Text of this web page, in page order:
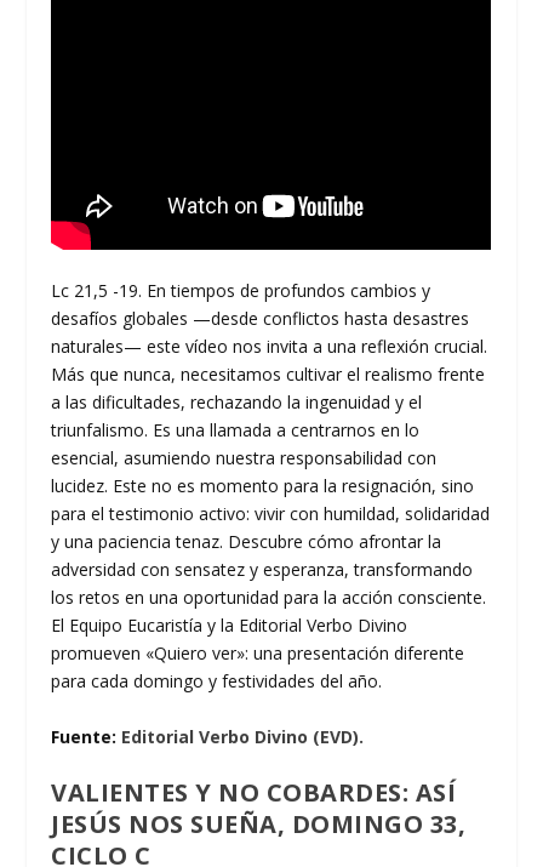
Lc 21,5 -19. En tiempos de profundos cambios y
desafíos globales —desde conflictos hasta desastres
naturales— este vídeo nos invita a una reflexión crucial.
Más que nunca, necesitamos cultivar el realismo frente
a las dificultades, rechazando la ingenuidad y el
triunfalismo. Es una llamada a centrarnos en lo
esencial, asumiendo nuestra responsabilidad con
lucidez. Este no es momento para la resignación, sino
para el testimonio activo: vivir con humildad, solidaridad
y una paciencia tenaz. Descubre cómo afrontar la
adversidad con sensatez y esperanza, transformando
los retos en una oportunidad para la acción consciente.
El Equipo Eucaristía y la Editorial Verbo Divino
promueven «Quiero ver»: una presentación diferente
para cada domingo y festividades del año.
Fuente: Editorial Verbo Divino (EVD).
VALIENTES Y NO COBARDES: ASÍ
JESÚS NOS SUEÑA, DOMINGO 33,
CICLO C